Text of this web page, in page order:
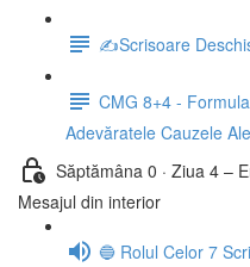
✍️Scrisoare
CMG 8+4 -
Adevăratele Cauzele
Săptămâna 0 · Ziua 4 –
Mesajul din interior
🔵 Rolul Celor 7